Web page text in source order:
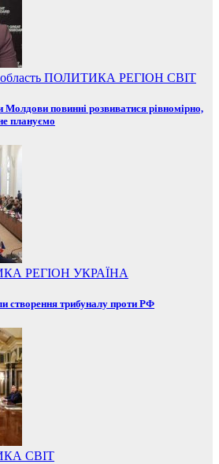
ПОЛИТИКА РЕГІОН СВІТ
Молдови повинні розвиватися рівномірно,
плануємо
РЕГІОН УКРАЇНА
створення трибуналу проти РФ
СВІТ